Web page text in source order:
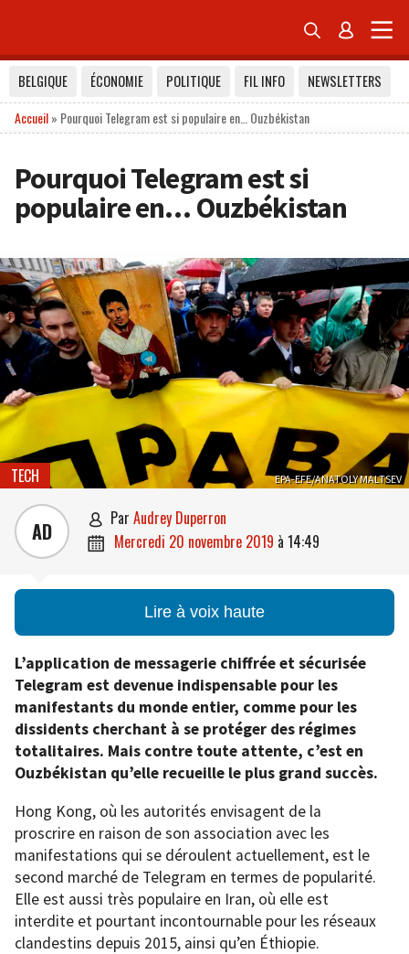
 
BELGIQUE ÉCONOMIE POLITIQUE FIL INFO
NEWSLETTERS
Accueil» Pourquoi Telegram est si populaire en… Ouzbékistan
Pourquoi Telegram est si
populaire en… Ouzbékistan
EPA-EFE/ANATOLY MALTSEV
TECH
AD  par Audrey Duperron
 mercredi 20 novembre 2019 à 14:49
Lire à voix haute
L’application de messagerie chiffrée et sécurisée
Telegram est devenue indispensable pour les
manifestants du monde entier, comme pour les
dissidents cherchant à se protéger des régimes
totalitaires. Mais contre toute attente, c’est en
Ouzbékistan qu’elle recueille le plus grand succès.
Hong Kong, où les autorités envisagent de la
proscrire en raison de son association avec les
manifestations qui se déroulent actuellement, est le
second marché de Telegram en termes de popularité.
Elle est aussi très populaire en Iran, où elle est
interdite et pourtant incontournable pour les réseaux
clandestins depuis 2015, ainsi qu’en Éthiopie.